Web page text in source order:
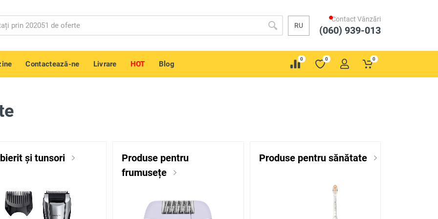
RU
Contact Vânzări
(060) 939-013
Contactează-ne Livrare HOT Blog
0 0 0
și tunsori
Produse pentru
frumusețe
Produse pentru sănătate